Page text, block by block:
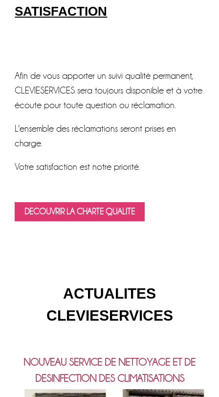
SATISFACTION
Afin de vous apporter un suivi qualité permanent,
CLEVIESERVICES sera toujours disponible et à votre
écoute pour toute question ou réclamation.
L'ensemble des réclamations seront prises en
charge.
Votre satisfaction est notre priorité.
DECOUVRIR LA CHARTE QUALITE
ACTUALITES
CLEVIESERVICES
NOUVEAU SERVICE DE NETTOYAGE ET DE
DESINFECTION DES CLIMATISATIONS